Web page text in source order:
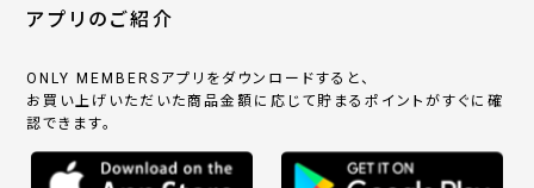
アプリのご紹介
ONLY MEMBERSアプリをダウンロードすると、
お買い上げいただいた商品金額に応じて貯まるポイントがすぐに確
認できます。